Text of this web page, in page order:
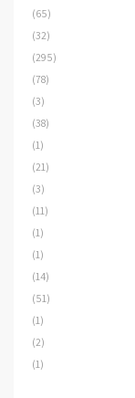
(65)
(32)
(295)
(78)
(3)
(38)
(1)
(21)
(3)
(11)
(1)
(1)
(14)
(51)
(1)
(2)
(1)